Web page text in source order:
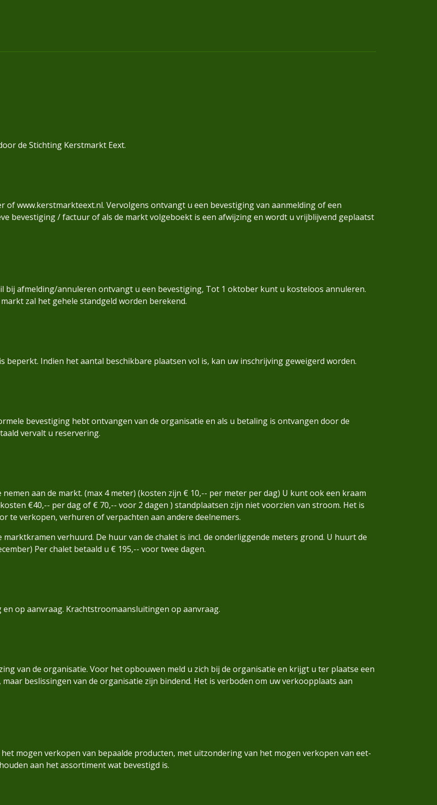
de Stichting Kerstmarkt Eext.
of www.kerstmarkteext.nl. Vervolgens ontvangt u een bevestiging van aanmelding of een
bevestiging / factuur of als de markt volgeboekt is een afwijzing en wordt u vrijblijvend geplaatst
afmelding/annuleren ontvangt u een bevestiging, Tot 1 oktober kunt u kosteloos annuleren.
zal het gehele standgeld worden berekend.
beperkt. Indien het aantal beschikbare plaatsen vol is, kan uw inschrijving geweigerd worden.
bevestiging hebt ontvangen van de organisatie en als u betaling is ontvangen door de
vervalt u reservering.
aan de markt. (max 4 meter) (kosten zijn € 10,-- per meter per dag) U kunt ook een kraam
€40,-- per dag of € 70,-- voor 2 dagen ) standplaatsen zijn niet voorzien van stroom. Het is
te verkopen, verhuren of verpachten aan andere deelnemers.
marktkramen verhuurd. De huur van de chalet is incl. de onderliggende meters grond. U huurt de
Per chalet betaald u € 195,-- voor twee dagen.
op aanvraag. Krachtstroomaansluitingen op aanvraag.
van de organisatie. Voor het opbouwen meld u zich bij de organisatie en krijgt u ter plaatse een
beslissingen van de organisatie zijn bindend. Het is verboden om uw verkoopplaats aan
mogen verkopen van bepaalde producten, met uitzondering van het mogen verkopen van eet-
aan het assortiment wat bevestigd is.